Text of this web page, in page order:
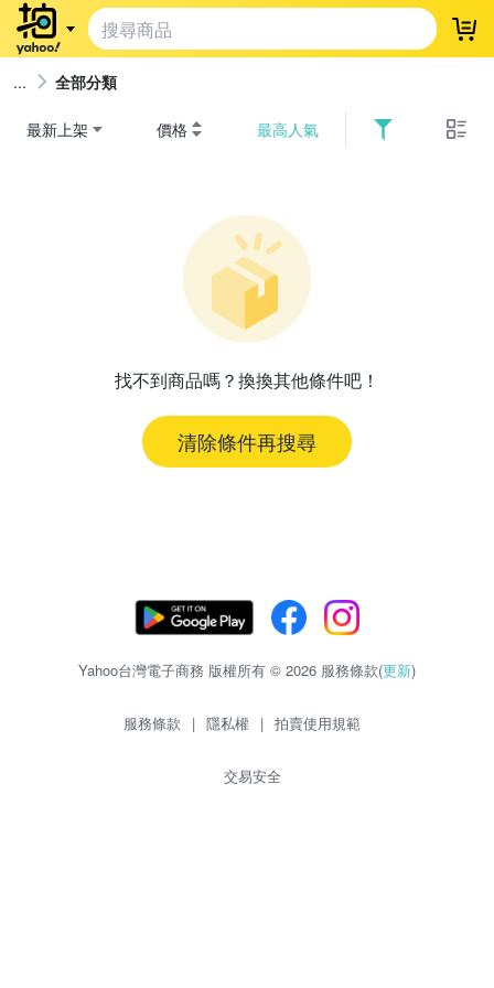
登
全部分類
最新上架 價格 最高人氣
找不到商品嗎？換換其他條件吧！
清除條件再搜尋
Yahoo台灣電子商務 版權所有 © 2026 服務條款(更新)
服務條款 | 隱私權 | 拍賣使用規範
交易安全